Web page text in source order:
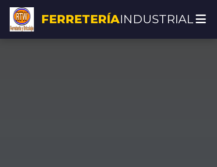
FERRETERÍAINDUSTRIAL